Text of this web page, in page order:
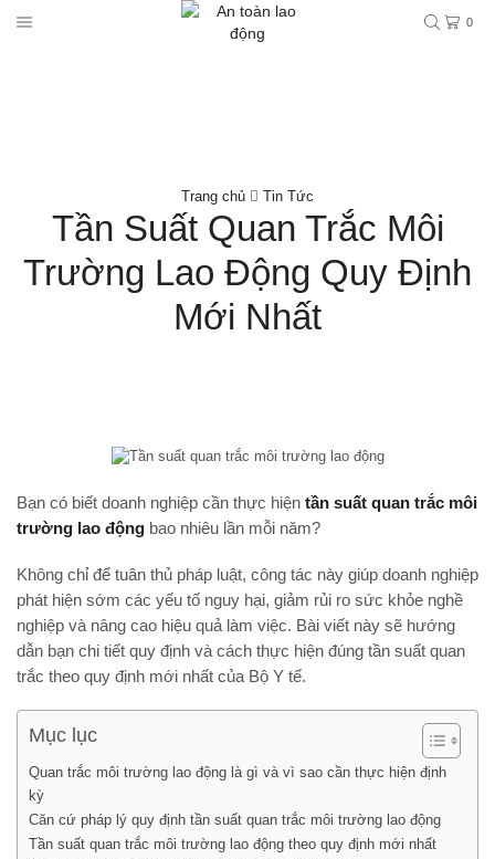
0
Trang chủ Tin Tức
Tần Suất Quan Trắc Môi
Trường Lao Động Quy Định
Mới Nhất
Tin Tức
Bạn có biết doanh nghiệp cần thực hiện tần suất quan trắc môi
trường lao động bao nhiêu lần mỗi năm?
Không chỉ để tuân thủ pháp luật, công tác này giúp doanh nghiệp
phát hiện sớm các yếu tố nguy hại, giảm rủi ro sức khỏe nghề
nghiệp và nâng cao hiệu quả làm việc. Bài viết này sẽ hướng
dẫn bạn chi tiết quy định và cách thực hiện đúng tần suất quan
trắc theo quy định mới nhất của Bộ Y tế.
Mục lục
Quan trắc môi trường lao động là gì và vì sao cần thực hiện định
kỳ
Căn cứ pháp lý quy định tần suất quan trắc môi trường lao động
Tần suất quan trắc môi trường lao động theo quy định mới nhất